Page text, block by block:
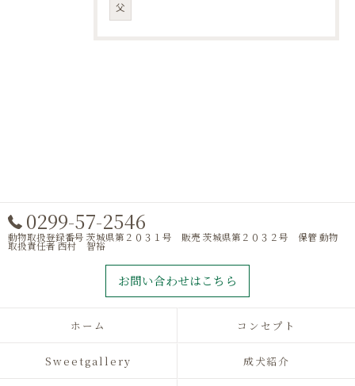
父
0299-57-2546
動物取扱登録番号 茨城県第２０３１号 販売 茨城県第２０３２号 保管 動物
取扱責任者 西村 智裕
お問い合わせはこちら
ホーム コンセプト
Sweetgallery 成犬紹介